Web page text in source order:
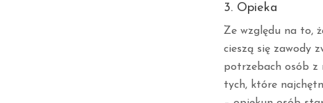
3. Opieka
Ze względu na to,
cieszą się zawody
potrzebach osób z
tych, które